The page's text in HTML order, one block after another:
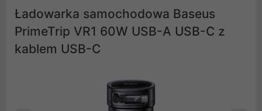
Ładowarka samochodowa Baseus
PrimeTrip VR1 60W USB-A USB-C z
kablem USB-C